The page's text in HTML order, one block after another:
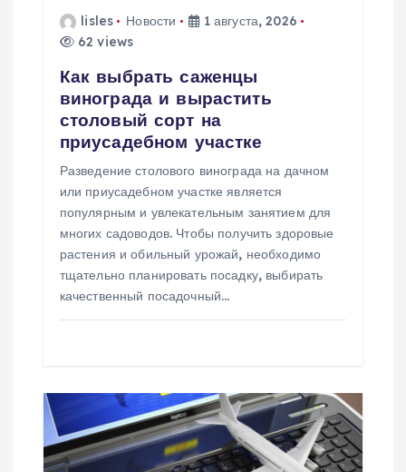
lisles Новости
1 августа, 2026
62 views
Как выбрать саженцы
винограда и вырастить
столовый сорт на
приусадебном участке
Разведение столового винограда на дачном
или приусадебном участке является
популярным и увлекательным занятием для
многих садоводов. Чтобы получить здоровые
растения и обильный урожай, необходимо
тщательно планировать посадку, выбирать
качественный посадочный…